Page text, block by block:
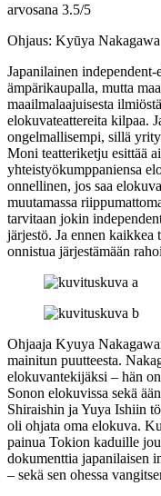
arvosana 3.5/5
Ohjaus: Kyūya Nakagawa
Japanilainen
ämpärikaupalla, mutta
maailmalaajuisesta
elokuvateattereita kilpaa.
ongelmallisempi, sillä
Moni teatteriketju esittää
yhteistyökumppaniensa
onnellinen, jos saa
muutamassa
tarvitaan jokin
järjestö. Ja ennen
onnistua järjestämään
Ohjaaja Kyuya
mainitun puutteesta.
elokuvantekijäksi – hän
Sonon elokuvissa sekä
Shiraishin ja Yuya Ishiin
oli ohjata oma elokuva.
painua Tokion kaduille
dokumenttia japanilaisen
– sekä sen ohessa